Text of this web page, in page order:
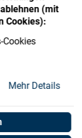
(mit
Cookies):
Cookies
Mehr Details